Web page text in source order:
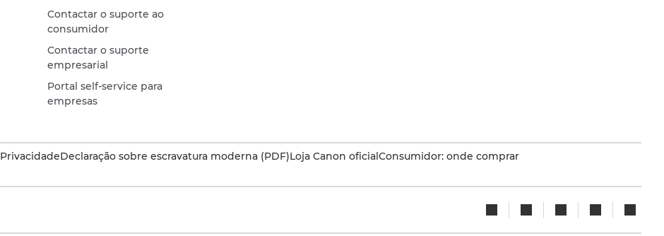
Contactar o suporte ao
consumidor
Contactar o suporte
empresarial
Portal self-service para
empresas
PrivacidadeDeclaração sobre escravatura moderna (PDF)Loja Canon oficialConsumidor: onde comprar